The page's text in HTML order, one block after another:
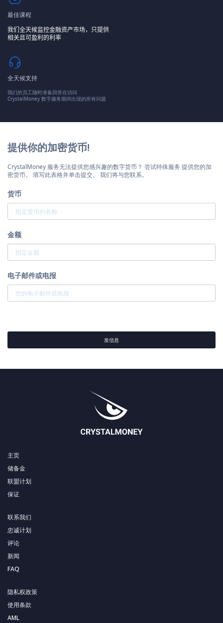
最佳课程
我们全天候监控金融资产市场，只提供
相关且可盈利的利率
全天候支持
我们的员工随时准备回答在访问
CrystalMoney 数字服务期间出现的所有问题
提供你的加密货币!
CrystalMoney 服务无法提供您感兴趣的数字货币？ 尝试特殊服务 提供您的加
密货币。 填写此表格并单击提交。 我们将与您联系。
货币
金额
电子邮件或电报
发信息
主页
储备金
联盟计划
保证
联系我们
忠诚计划
评论
新闻
FAQ
隐私权政策
使用条款
AML